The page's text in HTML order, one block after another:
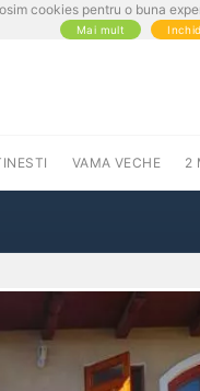
cookies pentru o buna
Mai mult
VAMA VECHE 2